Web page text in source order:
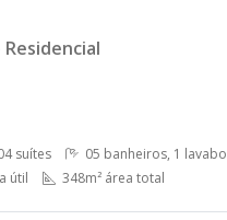
suítes 05 banheiros, 1 lavabo
útil
348m² área total